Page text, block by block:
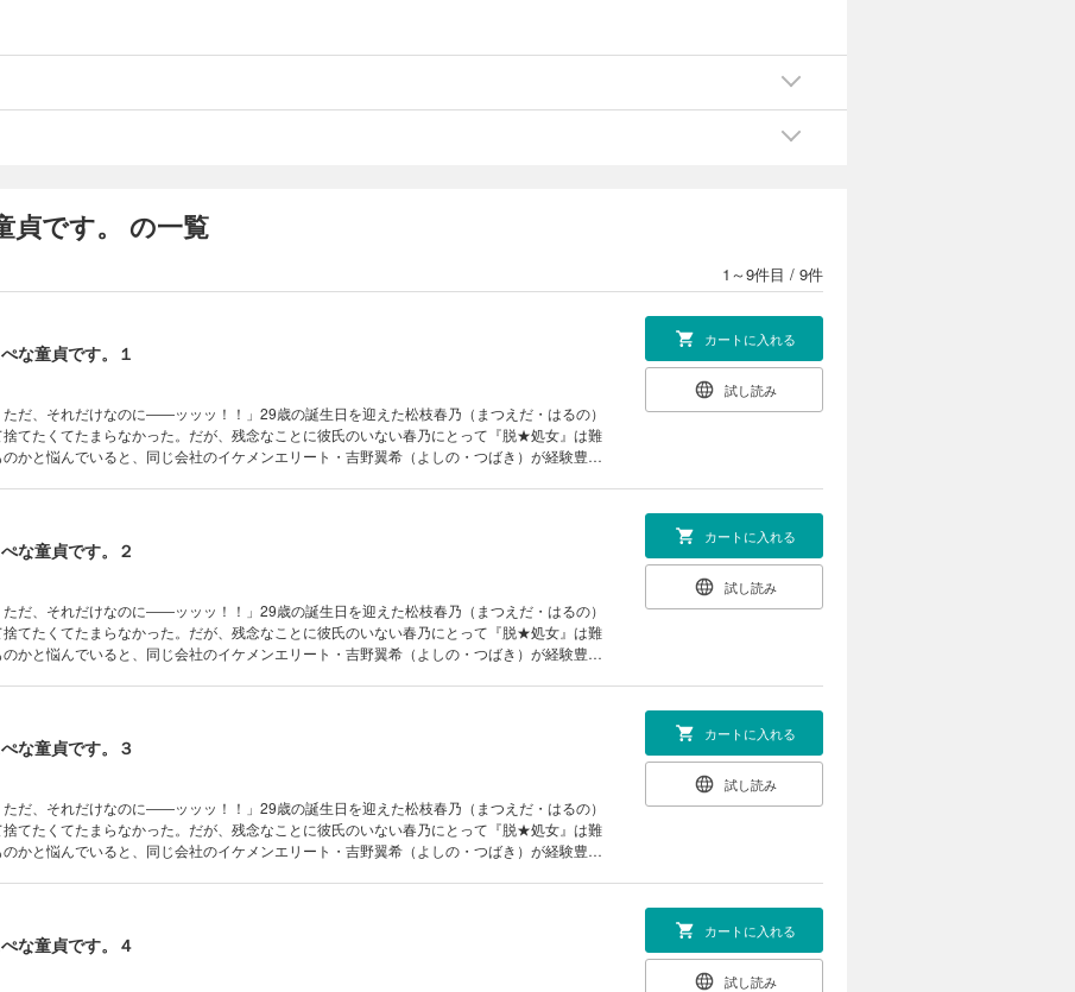
貞です。 の一覧
1～9件目 / 9件
な童貞です。１
ただ、それだけなのに――ッッッ！！」29歳の誕生日を迎えた松枝春乃（まつえだ・はるの）
てたくてたまらなかった。だが、残念なことに彼氏のいない春乃にとって『脱★処女』は難
かと悩んでいると、同じ会社のイケメンエリート・吉野翼希（よしの・つばき）が経験豊富
言!!これで私も処女卒業♪と意気込む春乃だったが、吉野の反応は……？暴走OLとワケありエ
運命の出会い系『性交渉』ラブコメ☆
カートに入れる
試し読み
な童貞です。２
ただ、それだけなのに――ッッッ！！」29歳の誕生日を迎えた松枝春乃（まつえだ・はるの）
てたくてたまらなかった。だが、残念なことに彼氏のいない春乃にとって『脱★処女』は難
かと悩んでいると、同じ会社のイケメンエリート・吉野翼希（よしの・つばき）が経験豊富
言!!これで私も処女卒業♪と意気込む春乃だったが、吉野の反応は……？暴走OLとワケありエ
運命の出会い系『性交渉』ラブコメ☆
カートに入れる
試し読み
な童貞です。３
ただ、それだけなのに――ッッッ！！」29歳の誕生日を迎えた松枝春乃（まつえだ・はるの）
てたくてたまらなかった。だが、残念なことに彼氏のいない春乃にとって『脱★処女』は難
かと悩んでいると、同じ会社のイケメンエリート・吉野翼希（よしの・つばき）が経験豊富
言!!これで私も処女卒業♪と意気込む春乃だったが、吉野の反応は……？暴走OLとワケありエ
運命の出会い系『性交渉』ラブコメ☆
カートに入れる
試し読み
な童貞です。４
カートに入れる
試し読み